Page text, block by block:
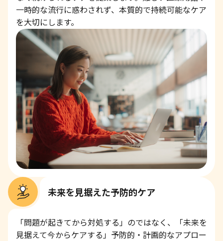
一時的な流行に惑わされず、本質的で持続可能なケア
を大切にします。
未来を見据えた予防的ケア
「問題が起きてから対処する」のではなく、「未来を
見据えて今からケアする」予防的・計画的なアプロー